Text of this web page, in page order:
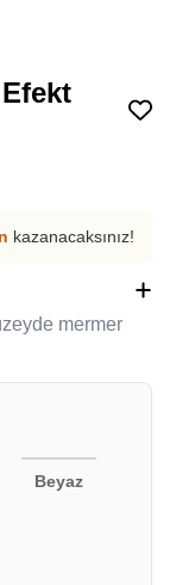
kazanacaksınız!
mermer
Beyaz